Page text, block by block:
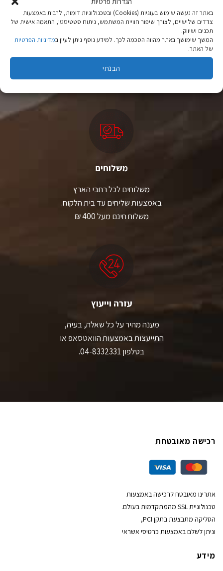
באתר זה נעשה שימוש בעוגיות (Cookies) ובטכנולוגיות דומות, לרבות באמצעות
צדדים שלישיים, לצורך שיפור חוויית המשתמש, ניתוח סטטיסטי, התאמה אישית של
תכנים ושיווק.
המשך שימושך באתר מהווה הסכמה לכך. למידע נוסף ניתן לעיין במדיניות הפרטיות
של האתר.
הבנתי
ציוד טיולים
מהיבואן לצרכן
יבוא ישיר לצד מותגים מובילים במחירים ללא תחרות.
משלוחים
משלוחים לכל רחבי הארץ
באמצעות שליחים עד בית הלקוח.
משלוח חינם מעל 400 ₪
עזרה וייעוץ
מענה מהיר על כל שאלה, בעיה,
התייעצות באמצעות הוואטסאפ או
בטלפון 04-8332331.
רכישה מאובטחת
אתרינו מאובטח לרכישה באמצעות
טכנולוגיית SSL מהמתקדמות בעולם.
הסליקה מתבצעת בתקן PCI,
וניתן לשלם באמצעות כרטיסי אשראי
מידע